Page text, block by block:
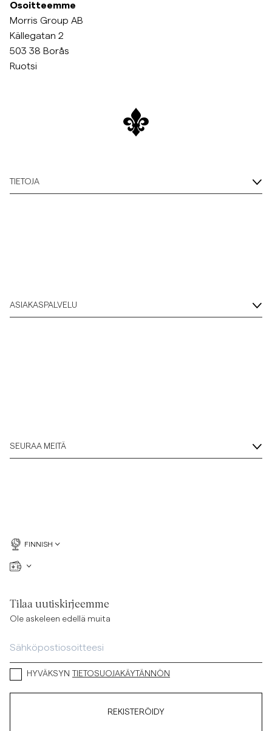
Osoitteemme
Morris Group AB
Källegatan 2
503 38 Borås
Ruotsi
TIETOJA
ASIAKASPALVELU
SEURAA MEITÄ
FINNISH
Tilaa uutiskirjeemme
Ole askeleen edellä muita
HYVÄKSYN TIETOSUOJAKÄYTÄNNÖN
REKISTERÖIDY